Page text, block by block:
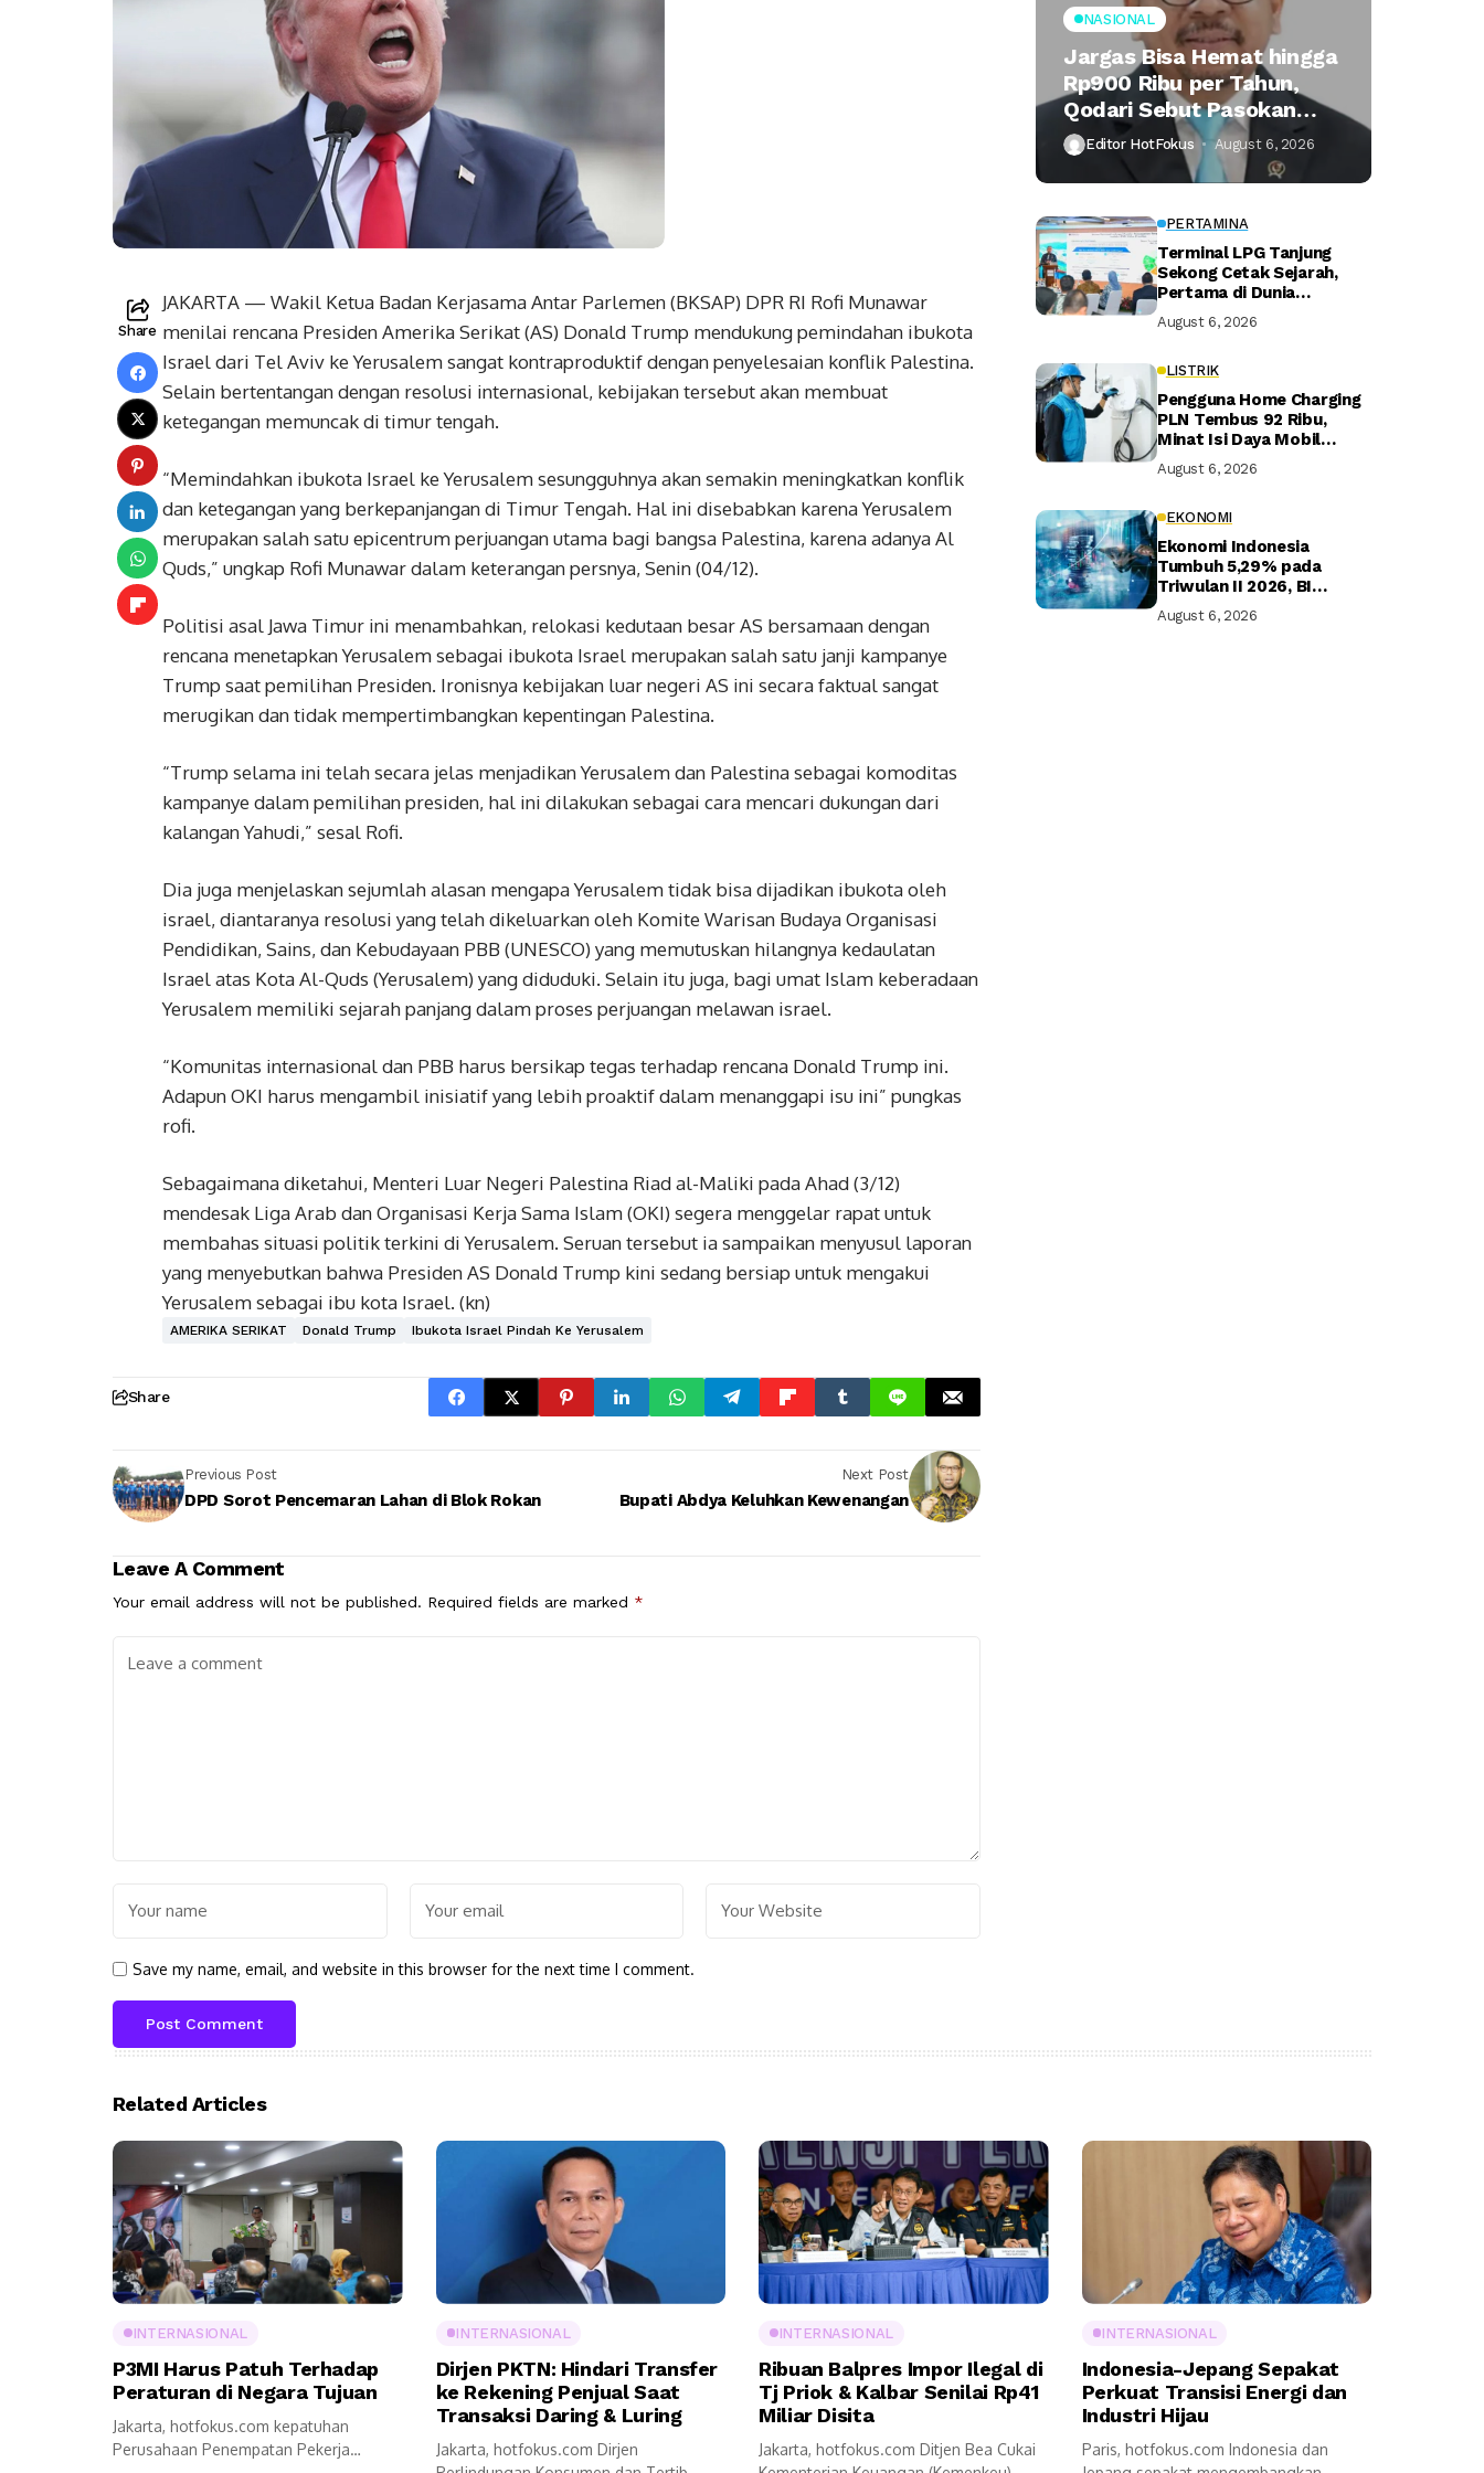
Share
JAKARTA — Wakil Ketua Badan Kerjasama Antar Parlemen (BKSAP) DPR RI Rofi Munawar
menilai rencana Presiden Amerika Serikat (AS) Donald Trump mendukung pemindahan ibukota
Israel dari Tel Aviv ke Yerusalem sangat kontraproduktif dengan penyelesaian konflik Palestina.
Selain bertentangan dengan resolusi internasional, kebijakan tersebut akan membuat
ketegangan memuncak di timur tengah.
“Memindahkan ibukota Israel ke Yerusalem sesungguhnya akan semakin meningkatkan konflik
dan ketegangan yang berkepanjangan di Timur Tengah. Hal ini disebabkan karena Yerusalem
merupakan salah satu epicentrum perjuangan utama bagi bangsa Palestina, karena adanya Al
Quds,” ungkap Rofi Munawar dalam keterangan persnya, Senin (04/12).
Politisi asal Jawa Timur ini menambahkan, relokasi kedutaan besar AS bersamaan dengan
rencana menetapkan Yerusalem sebagai ibukota Israel merupakan salah satu janji kampanye
Trump saat pemilihan Presiden. Ironisnya kebijakan luar negeri AS ini secara faktual sangat
merugikan dan tidak mempertimbangkan kepentingan Palestina.
“Trump selama ini telah secara jelas menjadikan Yerusalem dan Palestina sebagai komoditas
kampanye dalam pemilihan presiden, hal ini dilakukan sebagai cara mencari dukungan dari
kalangan Yahudi,” sesal Rofi.
Dia juga menjelaskan sejumlah alasan mengapa Yerusalem tidak bisa dijadikan ibukota oleh
israel, diantaranya resolusi yang telah dikeluarkan oleh Komite Warisan Budaya Organisasi
Pendidikan, Sains, dan Kebudayaan PBB (UNESCO) yang memutuskan hilangnya kedaulatan
Israel atas Kota Al-Quds (Yerusalem) yang diduduki. Selain itu juga, bagi umat Islam keberadaan
Yerusalem memiliki sejarah panjang dalam proses perjuangan melawan israel.
“Komunitas internasional dan PBB harus bersikap tegas terhadap rencana Donald Trump ini.
Adapun OKI harus mengambil inisiatif yang lebih proaktif dalam menanggapi isu ini” pungkas
rofi.
Sebagaimana diketahui, Menteri Luar Negeri Palestina Riad al-Maliki pada Ahad (3/12)
mendesak Liga Arab dan Organisasi Kerja Sama Islam (OKI) segera menggelar rapat untuk
membahas situasi politik terkini di Yerusalem. Seruan tersebut ia sampaikan menyusul laporan
yang menyebutkan bahwa Presiden AS Donald Trump kini sedang bersiap untuk mengakui
Yerusalem sebagai ibu kota Israel. (kn)
AMERIKA SERIKAT Donald Trump Ibukota Israel Pindah Ke Yerusalem
Share
Previous Post
DPD Sorot Pencemaran Lahan di Blok Rokan
Next Post
Bupati Abdya Keluhkan Kewenangan
Leave A Comment
Your email address will not be published. Required fields are marked *
Save my name, email, and website in this browser for the next time I comment.
NASIONAL
Jargas Bisa Hemat hingga
Rp900 Ribu per Tahun,
Qodari Sebut Pasokan
Lebih Praktis
Editor HotFokus August 6, 2026
PERTAMINA
Terminal LPG Tanjung
Sekong Cetak Sejarah,
Pertama di Dunia
Terminal
August 6, 2026
LISTRIK
Pengguna Home Charging
PLN Tembus 92 Ribu,
Minat Isi Daya Mobil
Naik
August 6, 2026
EKONOMI
Ekonomi Indonesia
Tumbuh 5,29% pada
Triwulan II 2026, BI
Tahunan Tercapai
August 6, 2026
Related Articles
INTERNASIONAL
P3MI Harus Patuh Terhadap
Peraturan di Negara Tujuan
Jakarta, hotfokus.com kepatuhan
Perusahaan Penempatan Pekerja
INTERNASIONAL
Dirjen PKTN: Hindari Transfer
ke Rekening Penjual Saat
Transaksi Daring & Luring
Jakarta, hotfokus.com Dirjen
INTERNASIONAL
Ribuan Balpres Impor Ilegal di
Tj Priok & Kalbar Senilai Rp41
Miliar Disita
Jakarta, hotfokus.com Ditjen Bea Cukai
INTERNASIONAL
Indonesia-Jepang Sepakat
Perkuat Transisi Energi dan
Industri Hijau
Paris, hotfokus.com Indonesia dan